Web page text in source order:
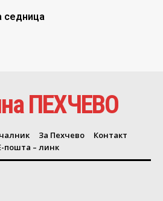
седница
ПЕХЧЕВО
За Пехчево
Контакт
пошта – линк